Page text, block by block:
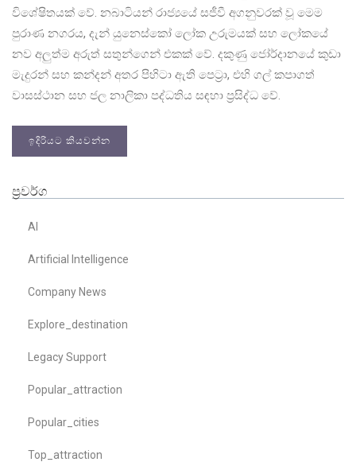
විශේෂිතයක් වේ. නබාටියන් රාජ්‍යයේ සජීවී අගනුවරක් වූ මෙම
පුරාණ නගරය, දැන් යුනෙස්කෝ ලෝක උරුමයක් සහ ලෝකයේ
නව අලුත්ම අරුත් සතුන්ගෙන් එකක් වේ. දකුණු ජෝර්දානයේ කුඩා
මැදුරන් සහ කන්දන් අතර පිහිටා ඇති පෙට්‍රා, එහි ගල් කපාගත්
වාසස්ථාන සහ ජල නාලිකා පද්ධතිය සඳහා ප්‍රසිද්ධ වේ.
ඉදිරියට කියවන්න
ප්‍රවර්ග
AI
Artificial Intelligence
Company News
Explore_destination
Legacy Support
Popular_attraction
Popular_cities
Top_attraction